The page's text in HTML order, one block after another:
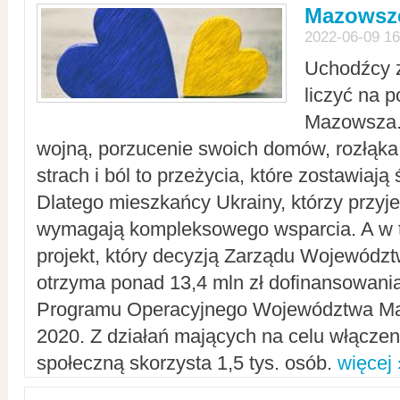
2022-06-09
Uchodźcy
liczyć na
wojną, porzucenie swoich domów,
strach i ból to przeżycia, które zostawiają
Dlatego mieszkańcy Ukrainy, którzy
wymagają kompleksowego wsparcia. A w
projekt, który decyzją Zarządu
otrzyma ponad 13,4 mln zł
Programu Operacyjnego Województwa
2020. Z działań mających na celu
społeczną skorzysta 1,5 tys. osób. więcej